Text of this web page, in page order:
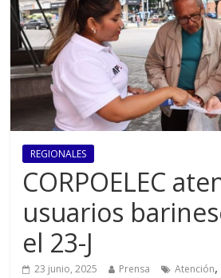
REGIONALES
CORPOELEC
usuarios
el 23-J
23 junio, 2025 Prensa Atención,